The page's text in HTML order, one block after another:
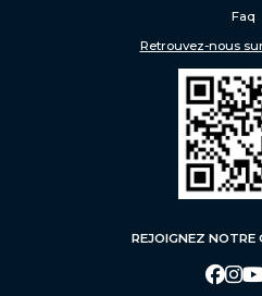
Faq
Retrouvez-nous
REJOIGNEZ NOTRE